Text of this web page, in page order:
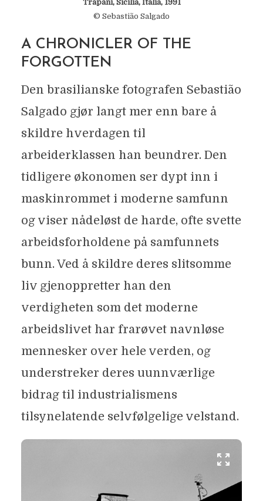
Trapani, Sicilia, Italia, 1991
© Sebastião Salgado
A CHRONICLER OF THE
FORGOTTEN
Den brasilianske fotografen Sebastião
Salgado gjør langt mer enn bare å
skildre hverdagen til
arbeiderklassen han beundrer. Den
tidligere økonomen ser dypt inn i
maskinrommet i moderne samfunn
og viser nådeløst de harde, ofte svette
arbeidsforholdene på samfunnets
bunn. Ved å skildre deres slitsomme
liv gjenoppretter han den
verdigheten som det moderne
arbeidslivet har frarøvet navnløse
mennesker over hele verden, og
understreker deres uunnværlige
bidrag til industrialismens
tilsynelatende selvfølgelige velstand.